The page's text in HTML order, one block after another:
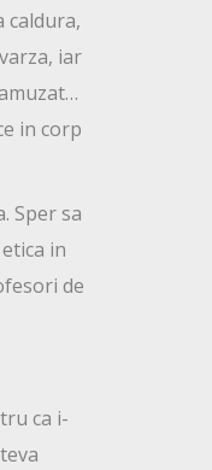
caldura,
iar
in corp
Sper sa
in
de
ca i-